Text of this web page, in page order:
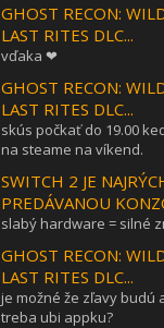
GHOST RECON:
LAST RITES DLC...
vďaka ❤
GHOST RECON:
LAST RITES DLC...
skús počkať do 19.00
na steame na víkend.
SWITCH 2 JE
PREDÁVANOU
slabý hardware = silné
GHOST RECON:
LAST RITES DLC...
je možné že zľavy budú
treba ubi appku?